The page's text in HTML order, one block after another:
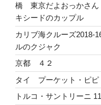
橋 東京だよおっかさ
キシードのカップル
カリブ海クルーズ
ルのクジャク
京都 ４２
タイ プーケット・ピ
トルコ・サントリーニ 11